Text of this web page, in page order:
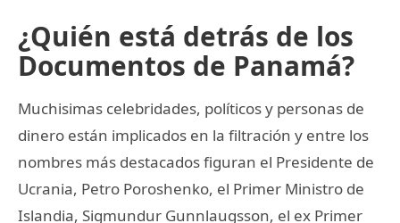
¿Quién está detrás de los
Documentos de Panamá?
Muchisimas celebridades, políticos y personas de
dinero están implicados en la filtración y entre los
nombres más destacados figuran el Presidente de
Ucrania, Petro Poroshenko, el Primer Ministro de
Islandia, Sigmundur Gunnlaugsson, el ex Primer